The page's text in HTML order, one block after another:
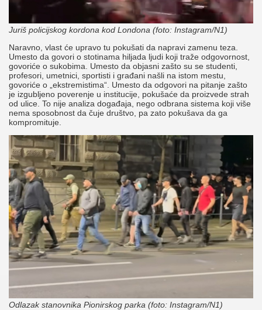
Juriš policijskog kordona kod Londona (foto: Instagram/N1)
Naravno, vlast će upravo tu pokušati da napravi zamenu teza.
Umesto da govori o stotinama hiljada ljudi koji traže odgovornost,
govoriće o sukobima. Umesto da objasni zašto su se studenti,
profesori, umetnici, sportisti i građani našli na istom mestu,
govoriće o „ekstremistima“. Umesto da odgovori na pitanje zašto
je izgubljeno poverenje u institucije, pokušaće da proizvede strah
od ulice. To nije analiza događaja, nego odbrana sistema koji više
nema sposobnost da čuje društvo, pa zato pokušava da ga
kompromituje.
Odlazak stanovnika Pionirskog parka (foto: Instagram/N1)